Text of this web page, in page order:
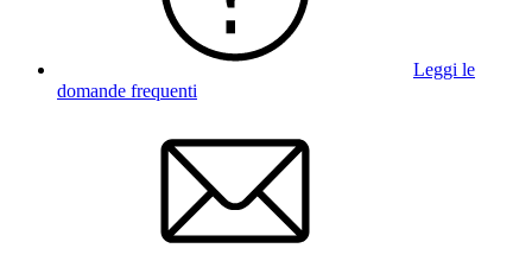
Leggi le
domande frequenti